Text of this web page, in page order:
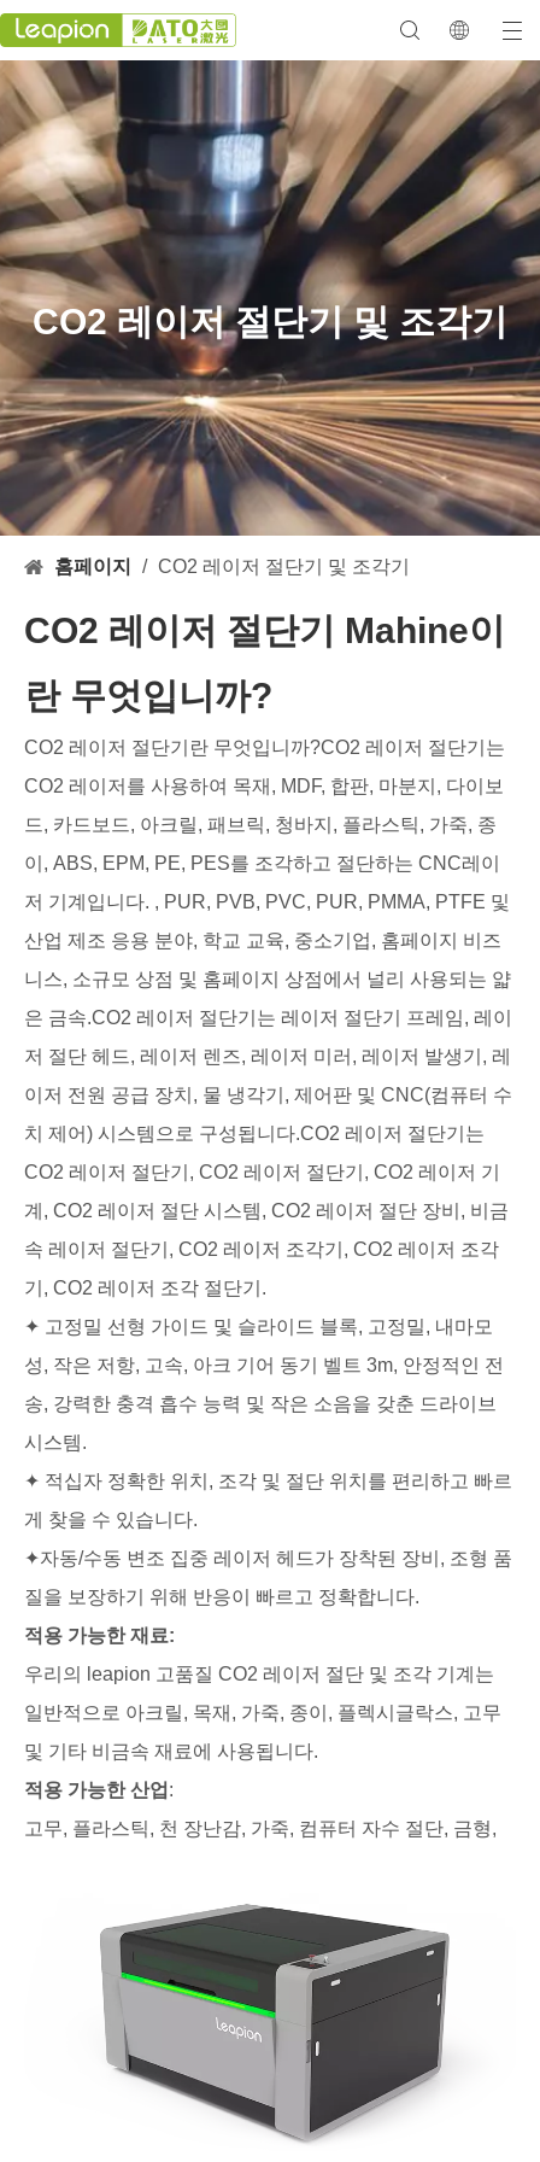
CO2 레이저 절단기 및 조각기
홈페이지 / CO2 레이저 절단기 및 조각기
CO2 레이저 절단기 Mahine이
란 무엇입니까?
CO2 레이저 절단기란 무엇입니까?CO2 레이저 절단기는
CO2 레이저를 사용하여 목재, MDF, 합판, 마분지, 다이보
드, 카드보드, 아크릴, 패브릭, 청바지, 플라스틱, 가죽, 종
이, ABS, EPM, PE, PES를 조각하고 절단하는 CNC레이
저 기계입니다. , PUR, PVB, PVC, PUR, PMMA, PTFE 및
산업 제조 응용 분야, 학교 교육, 중소기업, 홈페이지 비즈
니스, 소규모 상점 및 홈페이지 상점에서 널리 사용되는 얇
은 금속.CO2 레이저 절단기는 레이저 절단기 프레임, 레이
저 절단 헤드, 레이저 렌즈, 레이저 미러, 레이저 발생기, 레
이저 전원 공급 장치, 물 냉각기, 제어판 및 CNC(컴퓨터 수
치 제어) 시스템으로 구성됩니다.CO2 레이저 절단기는
CO2 레이저 절단기, CO2 레이저 절단기, CO2 레이저 기
계, CO2 레이저 절단 시스템, CO2 레이저 절단 장비, 비금
속 레이저 절단기, CO2 레이저 조각기, CO2 레이저 조각
기, CO2 레이저 조각 절단기.
✦ 고정밀 선형 가이드 및 슬라이드 블록, 고정밀, 내마모
성, 작은 저항, 고속, 아크 기어 동기 벨트 3m, 안정적인 전
송, 강력한 충격 흡수 능력 및 작은 소음을 갖춘 드라이브
시스템.
✦ 적십자 정확한 위치, 조각 및 절단 위치를 편리하고 빠르
게 찾을 수 있습니다.
✦자동/수동 변조 집중 레이저 헤드가 장착된 장비, 조형 품
질을 보장하기 위해 반응이 빠르고 정확합니다.
적용 가능한 재료:
우리의 leapion 고품질 CO2 레이저 절단 및 조각 기계는
일반적으로 아크릴, 목재, 가죽, 종이, 플렉시글락스, 고무
및 기타 비금속 재료에 사용됩니다.
적용 가능한 산업 :
고무, 플라스틱, 천 장난감, 가죽, 컴퓨터 자수 절단, 금형,